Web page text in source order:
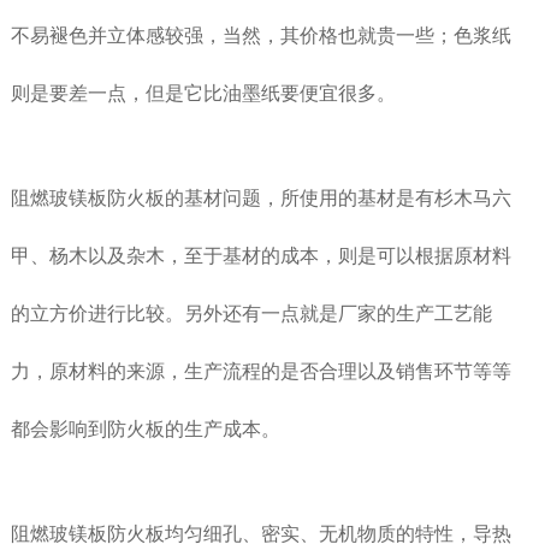
不易褪色并立体感较强，当然，其价格也就贵一些；色浆纸
则是要差一点，但是它比油墨纸要便宜很多。
阻燃玻镁板防火板的基材问题，所使用的基材是有杉木马六
甲、杨木以及杂木，至于基材的成本，则是可以根据原材料
的立方价进行比较。另外还有一点就是厂家的生产工艺能
力，原材料的来源，生产流程的是否合理以及销售环节等等
都会影响到防火板的生产成本。
阻燃玻镁板防火板均匀细孔、密实、无机物质的特性，导热